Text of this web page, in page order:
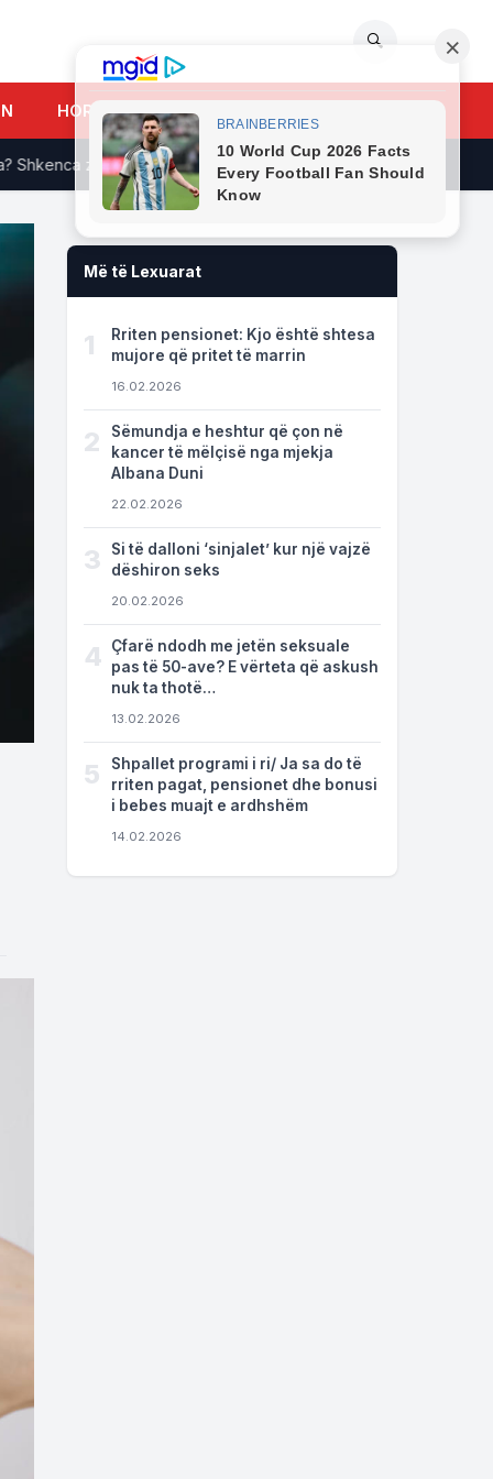
🔍
HOROSKOPI
zbulon ndryshimin që ndikon në shije, gatim dhe shëndet
Më të Lexuarat
1
Rriten pensionet: Kjo është shtesa
mujore që pritet të marrin
16.02.2026
2
Sëmundja e heshtur që çon në
kancer të mëlçisë nga mjekja
Albana Duni
22.02.2026
3
Si të dalloni ‘sinjalet’ kur një vajzë
dëshiron seks
20.02.2026
4
Çfarë ndodh me jetën seksuale
pas të 50-ave? E vërteta që askush
nuk ta thotë…
13.02.2026
5
Shpallet programi i ri/ Ja sa do të
rriten pagat, pensionet dhe bonusi
i bebes muajt e ardhshëm
14.02.2026